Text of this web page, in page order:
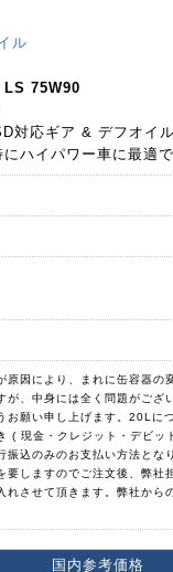
ル
LS 75W90
対応ギア & デフオイ
ハイパワー車に最適で
原因により、まれに缶容器の
が、中身には全く問題がござ
お願い申し上げます。20Lに
( 現金・クレジット・デビッ
振込のみのお支払い方法とな
要しますのでご注文後、弊社
れさせて頂きます。弊社から
国内参考価格